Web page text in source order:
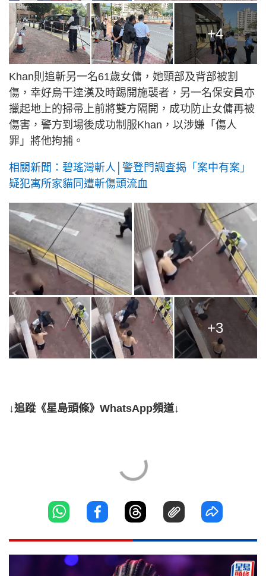
+4
Khan則追斬另一名61歲女傭，她頸部及背部被割
傷，幸好烏干達漢及時踢開施襲者，另一名保安員亦
擸起地上的掃帚上前將雙方隔開，成功防止女傭再被
傷害，警方到場後成功制服Khan，以涉嫌「傷人
罪」將他拘捕。
相關新聞：碧瑤灣斬人│警登門調查揭「案中有案」
疑犯寓所家貓同遭斬傷頭流血
+3
↓追蹤《星島頭條》WhatsApp頻道↓